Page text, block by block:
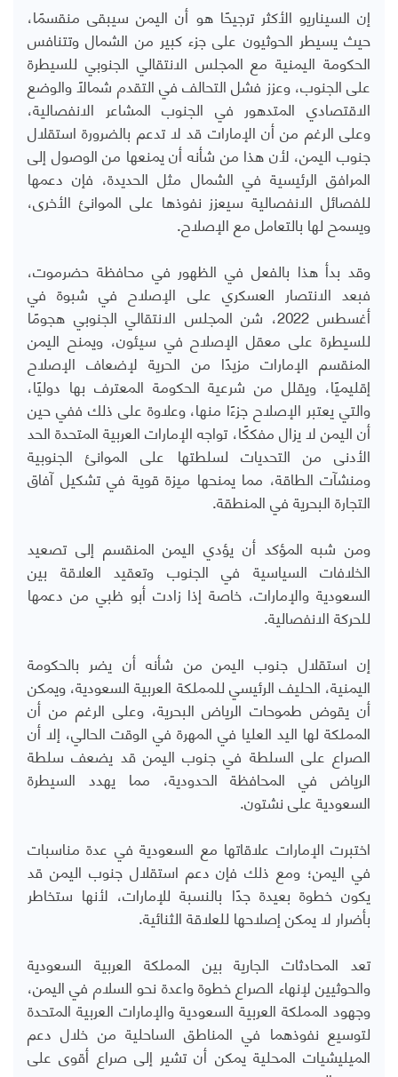
إن السيناريو الأكثر ترجيحًا هو أن اليمن سيبقى منقسمًا،
حيث يسيطر الحوثيون على جزء كبير من الشمال وتتنافس
الحكومة اليمنية مع المجلس الانتقالي الجنوبي للسيطرة
على الجنوب، وعزز فشل التحالف في التقدم شمالاً والوضع
الاقتصادي المتدهور في الجنوب المشاعر الانفصالية،
وعلى الرغم من أن الإمارات قد لا تدعم بالضرورة استقلال
جنوب اليمن، لأن هذا من شأنه أن يمنعها من الوصول إلى
المرافق الرئيسية في الشمال مثل الحديدة، فإن دعمها
للفصائل الانفصالية سيعزز نفوذها على الموانئ الأخرى،
ويسمح لها بالتعامل مع الإصلاح.
وقد بدأ هذا بالفعل في الظهور في محافظة حضرموت،
فبعد الانتصار العسكري على الإصلاح في شبوة في
أغسطس 2022، شن المجلس الانتقالي الجنوبي هجومًا
للسيطرة على معقل الإصلاح في سيئون، ويمنح اليمن
المنقسم الإمارات مزيدًا من الحرية لإضعاف الإصلاح
إقليميًا، ويقلل من شرعية الحكومة المعترف بها دوليًا،
والتي يعتبر الإصلاح جزءًا منها، وعلاوة على ذلك ففي حين
أن اليمن لا يزال مفككًا، تواجه الإمارات العربية المتحدة الحد
الأدنى من التحديات لسلطتها على الموانئ الجنوبية
ومنشآت الطاقة، مما يمنحها ميزة قوية في تشكيل آفاق
التجارة البحرية في المنطقة.
ومن شبه المؤكد أن يؤدي اليمن المنقسم إلى تصعيد
الخلافات السياسية في الجنوب وتعقيد العلاقة بين
السعودية والإمارات، خاصة إذا زادت أبو ظبي من دعمها
للحركة الانفصالية.
إن استقلال جنوب اليمن من شأنه أن يضر بالحكومة
اليمنية، الحليف الرئيسي للمملكة العربية السعودية، ويمكن
أن يقوض طموحات الرياض البحرية، وعلى الرغم من أن
المملكة لها اليد العليا في المهرة في الوقت الحالي، إلا أن
الصراع على السلطة في جنوب اليمن قد يضعف سلطة
الرياض في المحافظة الحدودية، مما يهدد السيطرة
السعودية على نشتون.
اختبرت الإمارات علاقاتها مع السعودية في عدة مناسبات
في اليمن؛ ومع ذلك فإن دعم استقلال جنوب اليمن قد
يكون خطوة بعيدة جدًا بالنسبة للإمارات، لأنها ستخاطر
بأضرار لا يمكن إصلاحها للعلاقة الثنائية.
تعد المحادثات الجارية بين المملكة العربية السعودية
والحوثيين لإنهاء الصراع خطوة واعدة نحو السلام في اليمن،
وجهود المملكة العربية السعودية والإمارات العربية المتحدة
لتوسيع نفوذهما في المناطق الساحلية من خلال دعم
الميليشيات المحلية يمكن أن تشير إلى صراع أقوى على